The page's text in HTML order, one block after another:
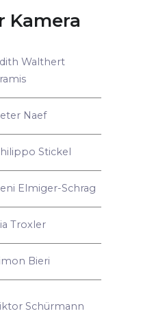
Kamera
Walthert
Naef
Stickel
Elmiger-Schrag
Troxler
Bieri
Schürmann